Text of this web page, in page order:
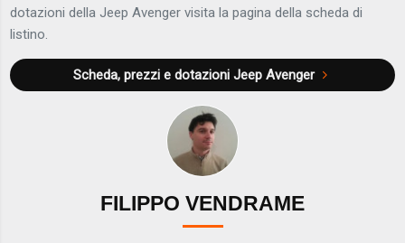
dotazioni della Jeep Avenger visita la pagina della scheda di
listino.
Scheda, prezzi e dotazioniJeep Avenger
FILIPPO VENDRAME